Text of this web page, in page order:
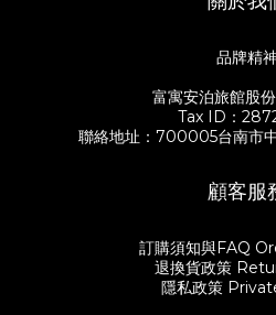
品牌精神
富寓安泊旅館股
Tax ID：
聯絡地址：700005台南市
顧客服
訂購須知與FAQ
退換貨政策
隱私政策